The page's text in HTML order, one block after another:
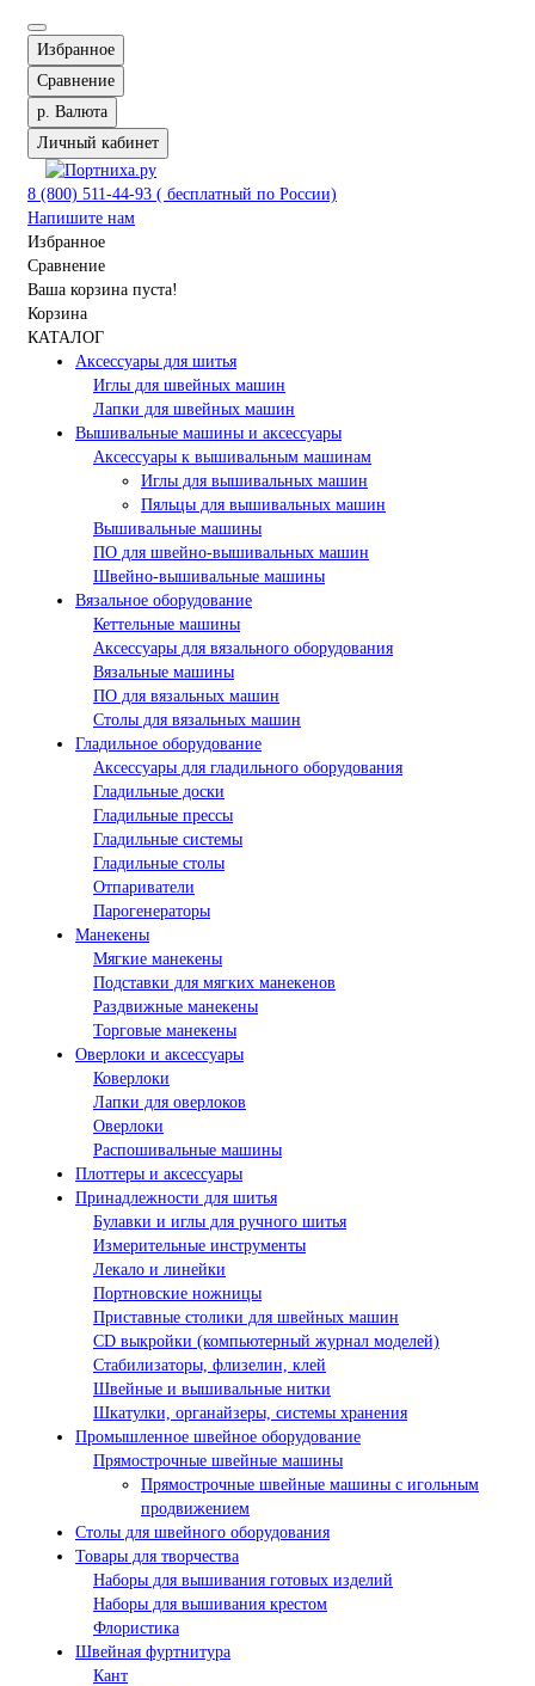
Избранное
Сравнение
р. Валюта
Личный кабинет
8 (800) 511-44-93 ( бесплатный по России)
Напишите нам
Избранное
Сравнение
Ваша корзина пуста!
Корзина
КАТАЛОГ
Аксессуары для шитья
Иглы для швейных машин
Лапки для швейных машин
Вышивальные машины и аксессуары
Аксессуары к вышивальным машинам
Иглы для вышивальных машин
Пяльцы для вышивальных машин
Вышивальные машины
ПО для швейно-вышивальных машин
Швейно-вышивальные машины
Вязальное оборудование
Кеттельные машины
Аксессуары для вязального оборудования
Вязальные машины
ПО для вязальных машин
Столы для вязальных машин
Гладильное оборудование
Аксессуары для гладильного оборудования
Гладильные доски
Гладильные прессы
Гладильные системы
Гладильные столы
Отпариватели
Парогенераторы
Манекены
Мягкие манекены
Подставки для мягких манекенов
Раздвижные манекены
Торговые манекены
Оверлоки и аксессуары
Коверлоки
Лапки для оверлоков
Оверлоки
Распошивальные машины
Плоттеры и аксессуары
Принадлежности для шитья
Булавки и иглы для ручного шитья
Измерительные инструменты
Лекало и линейки
Портновские ножницы
Приставные столики для швейных машин
СD выкройки (компьютерный журнал моделей)
Стабилизаторы, флизелин, клей
Швейные и вышивальные нитки
Шкатулки, органайзеры, системы хранения
Промышленное швейное оборудование
Прямострочные швейные машины
Прямострочные швейные машины с игольным
продвижением
Столы для швейного оборудования
Товары для творчества
Наборы для вышивания готовых изделий
Наборы для вышивания крестом
Флористика
Швейная фуртнитура
Кант